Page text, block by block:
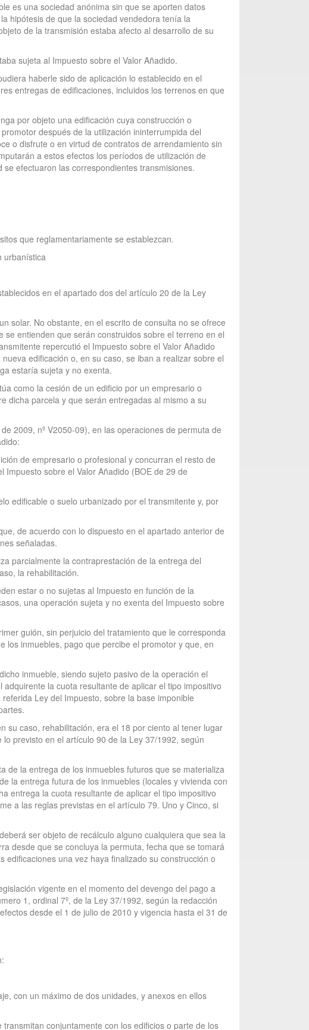
es una sociedad anónima sin que se aporten datos
hipótesis de que la sociedad vendedora tenía la
de la transmisión estaba afecto al desarrollo de su
sujeta al Impuesto sobre el Valor Añadido.
haberle sido de aplicación lo establecido en el
entregas de edificaciones, incluidos los terrenos en que
por objeto una edificación cuya construcción o
después de la utilización ininterrumpida del
o disfrute o en virtud de contratos de arrendamiento sin
a estos efectos los períodos de utilización de
efectuaron las correspondientes transmisiones.
que reglamentariamente se establezcan.
urbanística
en el apartado dos del artículo 20 de la Ley
solar. No obstante, en el escrito de consulta no se ofrece
entienden que serán construidos sobre el terreno en el
repercutió el Impuesto sobre el Valor Añadido
edificación o, en su caso, se iban a realizar sobre el
estaría sujeta y no exenta.
como la cesión de un edificio por un empresario o
dicha parcela y que serán entregadas al mismo a su
2009, nº V2050-09), en las operaciones de permuta de
de empresario o profesional y concurran el resto de
sobre el Valor Añadido (BOE de 29 de
edificable o suelo urbanizado por el transmitente y, por
de acuerdo con lo dispuesto en el apartado anterior de
señaladas.
parcialmente la contraprestación de la entrega del
la rehabilitación.
estar o no sujetas al Impuesto en función de la
una operación sujeta y no exenta del Impuesto sobre
guión, sin perjuicio del tratamiento que le corresponda
los inmuebles, pago que percibe el promotor y que, en
inmueble, siendo sujeto pasivo de la operación el
la cuota resultante de aplicar el tipo impositivo
Ley del Impuesto, sobre la base imponible
su caso, rehabilitación, era el 18 por ciento al tener lugar
previsto en el artículo 90 de la Ley 37/1992, según
de la entrega de los inmuebles futuros que se materializa
la entrega futura de los inmuebles (locales y vivienda con
entrega la cuota resultante de aplicar el tipo impositivo
a las reglas previstas en el artículo 79. Uno y Cinco, si
ser objeto de recálculo alguno cualquiera que sea la
desde que se concluya la permuta, fecha que se tomará
una vez haya finalizado su construcción o
vigente en el momento del devengo del pago a
1, ordinal 7º, de la Ley 37/1992, según la redacción
desde el 1 de julio de 2010 y vigencia hasta el 31 de
con un máximo de dos unidades, y anexos en ellos
conjuntamente con los edificios o parte de los